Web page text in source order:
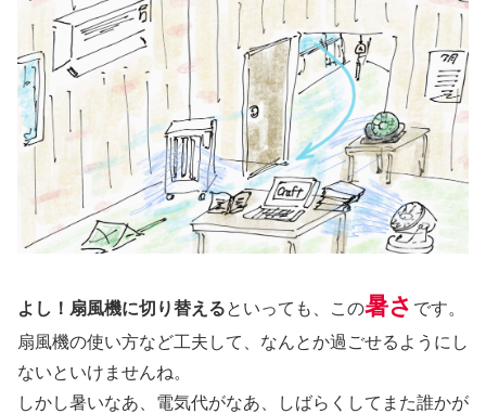
よし！扇風機に切り替えるといっても、この暑さ です。
扇風機の使い方など工夫して、なんとか過ごせるようにし
ないといけませんね。
しかし暑いなあ、電気代がなあ、しばらくしてまた誰かが